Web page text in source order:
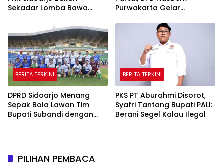
Sekadar Lomba Bawa
untuk Warga
Purwakarta Gelar
hingga Baksos Gratis
BERITA TERKINI
DPRD Sidoarjo Menang
Sepak Bola Lawan Tim
Bupati Subandi dengan
BERITA TERKINI
PKS PT Aburahmi Disorot,
Syafri Tantang Bupati PALI:
Berani Segel Kalau Ilegal
PILIHAN PEMBACA